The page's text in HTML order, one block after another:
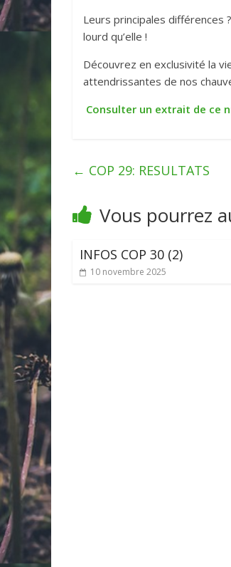
Leurs principales différences
lourd qu’elle !
Découvrez en exclusivité la
attendrissantes de nos
Consulter un extrait de ce
← COP 29: RESULTATS
Vous pourrez
INFOS COP 30 (2)
10 novembre 2025